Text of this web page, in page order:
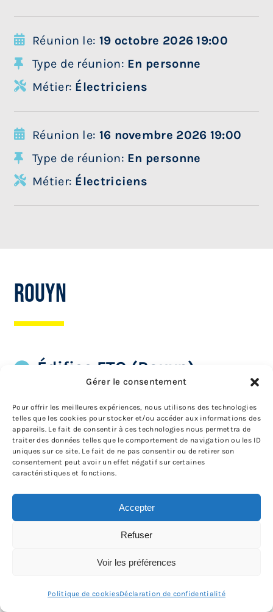
Gérer le consentement
Pour offrir les meilleures expériences, nous utilisons des technologies
telles que les cookies pour stocker et/ou accéder aux informations des
appareils. Le fait de consentir à ces technologies nous permettra de
traiter des données telles que le comportement de navigation ou les ID
uniques sur ce site. Le fait de ne pas consentir ou de retirer son
consentement peut avoir un effet négatif sur certaines
caractéristiques et fonctions.
Accepter
Refuser
Voir les préférences
Politique de cookiesDéclaration de confidentialité
Réunion le: 19 octobre 2026 19:00
Type de réunion: En personne
Métier: Électriciens
Réunion le: 16 novembre 2026 19:00
Type de réunion: En personne
Métier: Électriciens
Rouyn
Édifice FTQ (Rouyn)
2400 – 201, rue du Terminus Ouest,
Rouyn-Noranda
Liste des réunions
20 août 2026 19:30
Réunion le:22 octobre 2026 19:30